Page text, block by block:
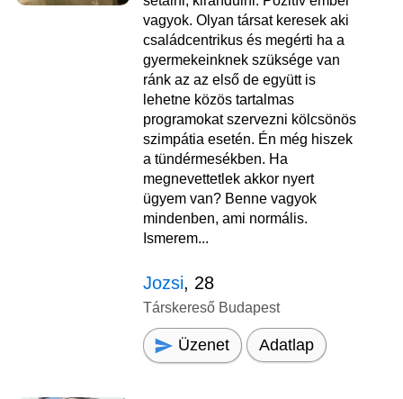
vagyok. Olyan társat keresek aki
családcentrikus és megérti ha a
gyermekeinknek szüksége van
ránk az az első de együtt is
lehetne közös tartalmas
programokat szervezni kölcsönös
szimpátia esetén. Én még hiszek
a tündérmesékben. Ha
megnevettetlek akkor nyert
ügyem van? Benne vagyok
mindenben, ami normális.
Ismerem...
Jozsi, 28
Társkereső Budapest
Üzenet Adatlap